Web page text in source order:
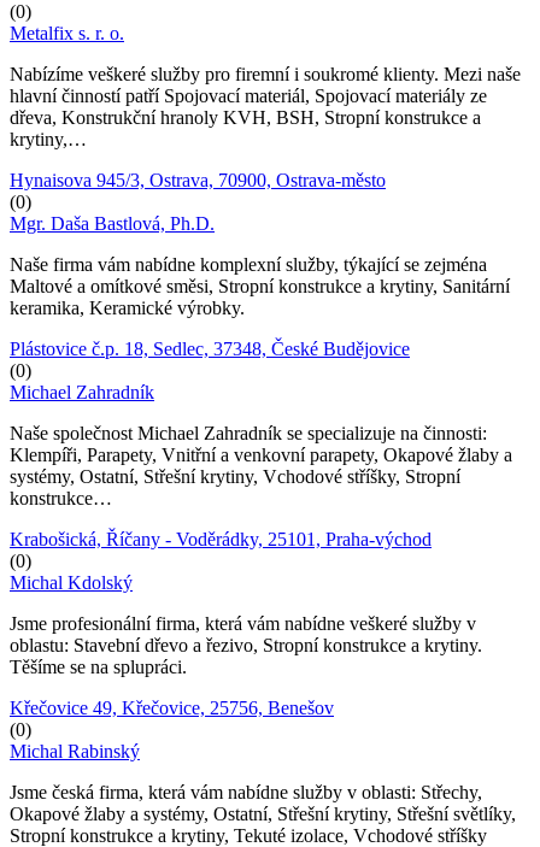
(0)
Metalfix s. r. o.
Nabízíme veškeré služby pro firemní i soukromé klienty. Mezi naše
hlavní činností patří Spojovací materiál, Spojovací materiály ze
dřeva, Konstrukční hranoly KVH, BSH, Stropní konstrukce a
krytiny,…
Hynaisova 945/3, Ostrava, 70900, Ostrava-město
(0)
Mgr. Daša Bastlová, Ph.D.
Naše firma vám nabídne komplexní služby, týkající se zejména
Maltové a omítkové směsi, Stropní konstrukce a krytiny, Sanitární
keramika, Keramické výrobky.
Plástovice č.p. 18, Sedlec, 37348, České Budějovice
(0)
Michael Zahradník
Naše společnost Michael Zahradník se specializuje na činnosti:
Klempíři, Parapety, Vnitřní a venkovní parapety, Okapové žlaby a
systémy, Ostatní, Střešní krytiny, Vchodové stříšky, Stropní
konstrukce…
Krabošická, Říčany - Voděrádky, 25101, Praha-východ
(0)
Michal Kdolský
Jsme profesionální firma, která vám nabídne veškeré služby v
oblastu: Stavební dřevo a řezivo, Stropní konstrukce a krytiny.
Těšíme se na splupráci.
Křečovice 49, Křečovice, 25756, Benešov
(0)
Michal Rabinský
Jsme česká firma, která vám nabídne služby v oblasti: Střechy,
Okapové žlaby a systémy, Ostatní, Střešní krytiny, Střešní světlíky,
Stropní konstrukce a krytiny, Tekuté izolace, Vchodové stříšky